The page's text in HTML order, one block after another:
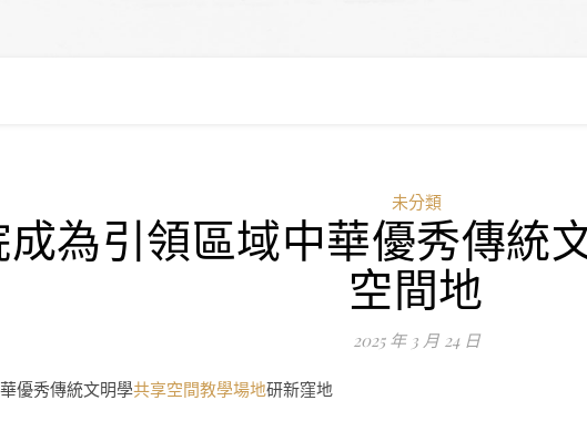
未分類
為引領區域中華優秀傳統
空間地
2025 年 3 月 24 日
優秀傳統文明學共享空間教學場地研新窪地